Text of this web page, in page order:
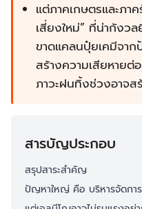
แต่ภาคเกษตรและภา
เสี่ยงใหม่” ที่น่ากังว
ขาดแคลนปุ๋ยเคมีจาก
สร้างความเสียหายต่
ภาวะฝนทิ้งช่วงอาจส
สารบัญประกอบ
สรุปสาระสำคัญ
ปัญหาใหญ่ คือ บริหารจัดกา